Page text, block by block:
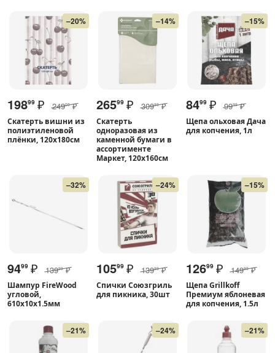
–20%
19899 ₽ 24900 ₽
Скатерть вишни из
полиэтиленовой
плёнки, 120х180см
–14%
26599 ₽ 30999 ₽
Скатерть
одноразовая из
каменной бумаги в
ассортименте
Маркет, 120х160см
–15%
8499 ₽ 9999 ₽
Щепа ольховая Дача
для копчения, 1л
–32%
9499 ₽ 13999 ₽
Шампур FireWood
угловой,
610х10х1.5мм
–24%
10599 ₽ 13999 ₽
Спички Союзгриль
для пикника, 30шт
–15%
12699 ₽ 14999 ₽
Щепа Grillkoff
Премиум яблоневая
для копчения, 1.5л
–21% –24% –21%